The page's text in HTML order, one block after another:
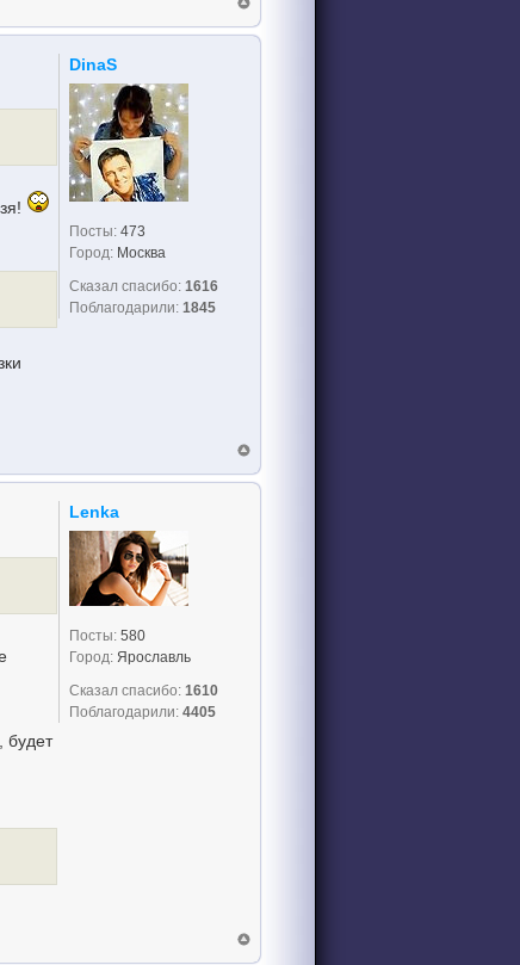
DinaS
Посты: 473
Город: Москва
Сказал спасибо: 1616
Поблагодарили: 1845
будет
Lenka
Посты: 580
Город: Ярославль
Сказал спасибо: 1610
Поблагодарили: 4405